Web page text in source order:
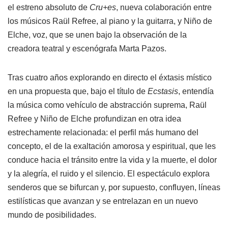
el estreno absoluto de Cru+es, nueva colaboración entre
los músicos Raül Refree, al piano y la guitarra, y Niño de
Elche, voz, que se unen bajo la observación de la
creadora teatral y escenógrafa Marta Pazos.
Tras cuatro años explorando en directo el éxtasis místico
en una propuesta que, bajo el título de Ecstasis, entendía
la música como vehículo de abstracción suprema, Raül
Refree y Niño de Elche profundizan en otra idea
estrechamente relacionada: el perfil más humano del
concepto, el de la exaltación amorosa y espiritual, que les
conduce hacia el tránsito entre la vida y la muerte, el dolor
y la alegría, el ruido y el silencio. El espectáculo explora
senderos que se bifurcan y, por supuesto, confluyen, líneas
estilísticas que avanzan y se entrelazan en un nuevo
mundo de posibilidades.